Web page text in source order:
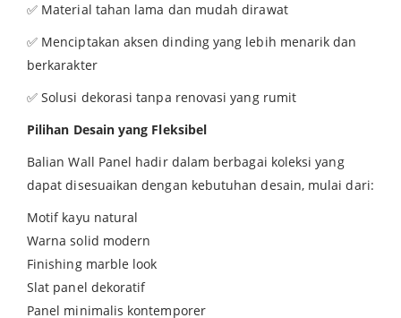
✅ Material tahan lama dan mudah dirawat
✅ Menciptakan aksen dinding yang lebih menarik dan
berkarakter
✅ Solusi dekorasi tanpa renovasi yang rumit
Pilihan Desain yang Fleksibel
Balian Wall Panel hadir dalam berbagai koleksi yang
dapat disesuaikan dengan kebutuhan desain, mulai dari:
Motif kayu natural
Warna solid modern
Finishing marble look
Slat panel dekoratif
Panel minimalis kontemporer